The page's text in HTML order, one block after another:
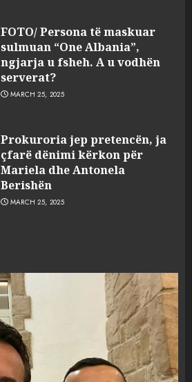
FOTO/ Persona të maskuar
sulmuan “One Albania”,
ngjarja u fsheh. A u vodhën
serverat?
MARCH 25, 2025
Prokuroria jep pretencën, ja
çfarë dënimi kërkon për
Mariela dhe Antonela
Berishën
MARCH 25, 2025